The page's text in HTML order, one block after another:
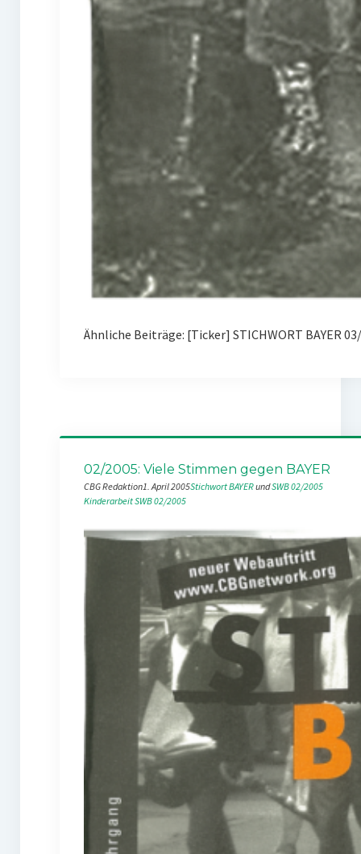
Ähnliche Beiträge: [Ticker] STICHWORT BAYER
02/2005: Viele Stimmen gegen BAYER
CBG Redaktion1. April 2005Stichwort BAYER und SWB 02/2005
KinderarbeitSWB 02/2005